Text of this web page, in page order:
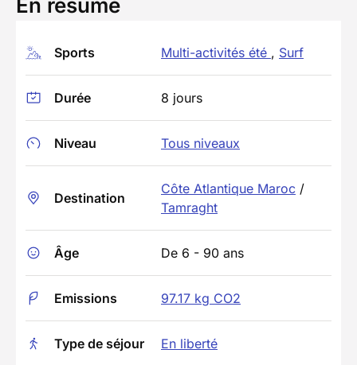
En résumé
Sports Multi-activités été , Surf
Durée 8 jours
Niveau Tous niveaux
Destination
Côte Atlantique Maroc /
Tamraght
Âge De 6 - 90 ans
Emissions 97.17 kg CO2
Type de séjour En liberté